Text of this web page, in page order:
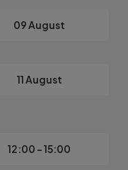
09 August
11 August
12:00 - 15:00